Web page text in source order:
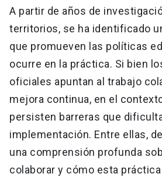
A partir de años de
territorios, se ha identificado
que promueven las políticas
ocurre en la práctica. Si bien
oficiales apuntan al trabajo
mejora continua, en el
persisten barreras que
implementación. Entre ellas,
una comprensión profunda
colaborar y cómo esta